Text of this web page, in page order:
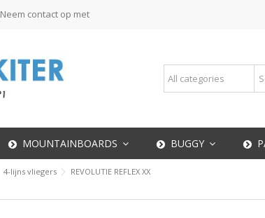
Neem contact op met
MOUNTAINBOARDS BUGGY
4-lijns vliegers REVOLUTIE REFLEX XX